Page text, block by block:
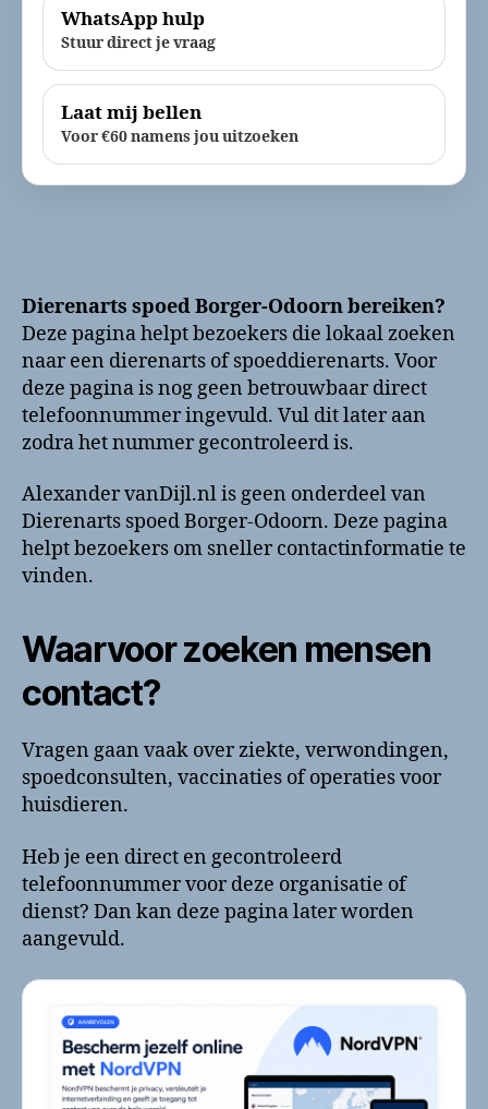
WhatsApp hulp
Stuur direct je vraag
Laat mij bellen
Voor €60 namens jou uitzoeken
Dierenarts spoed Borger-Odoorn bereiken?
Deze pagina helpt bezoekers die lokaal zoeken
naar een dierenarts of spoeddierenarts. Voor
deze pagina is nog geen betrouwbaar direct
telefoonnummer ingevuld. Vul dit later aan
zodra het nummer gecontroleerd is.
Alexander vanDijl.nl is geen onderdeel van
Dierenarts spoed Borger-Odoorn. Deze pagina
helpt bezoekers om sneller contactinformatie te
vinden.
Waarvoor zoeken mensen
contact?
Vragen gaan vaak over ziekte, verwondingen,
spoedconsulten, vaccinaties of operaties voor
huisdieren.
Heb je een direct en gecontroleerd
telefoonnummer voor deze organisatie of
dienst? Dan kan deze pagina later worden
aangevuld.